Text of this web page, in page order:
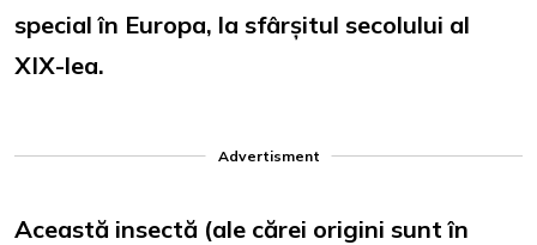
special în Europa, la sfârșitul secolului al
XIX-lea.
Advertisment
Această insectă (ale cărei origini sunt în